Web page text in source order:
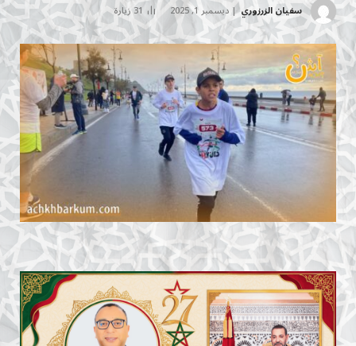
سفيان الزرزوري ديسمبر 1, 2025 31زيارة